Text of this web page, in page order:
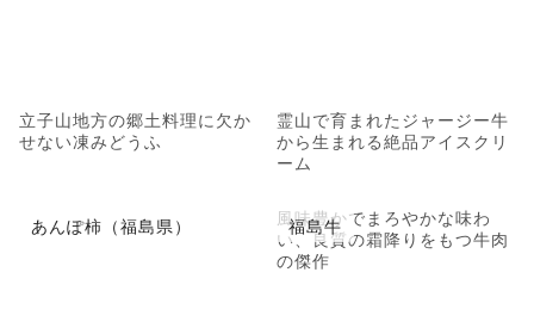
立子山地方の郷土料理に欠か
せない凍みどうふ
霊山で育まれたジャージー牛
から生まれる絶品アイスクリ
ーム
あんぽ柿（福島県） 福島牛
風味豊かでまろやかな味わ
い、良質の霜降りをもつ牛肉
の傑作